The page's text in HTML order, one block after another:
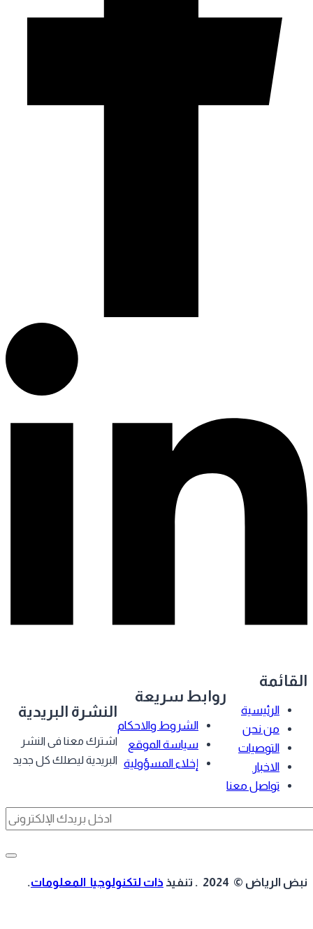
الرئيسية
من نحن
التوصيات
الاخبار
تواصل معنا
روابط سريعة
الشروط والاحكام
سياسة الموقع
إخلاء المسؤولية
النشرة البريدية
اشترك معنا فى النشر
البريدية ليصلك كل جديد
الرياض © 2024 . تنفيذ ذات لتكنولوجيا المعلومات.